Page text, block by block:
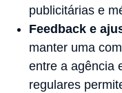
publicitárias e
Feedback e
manter uma
entre a agência
regulares